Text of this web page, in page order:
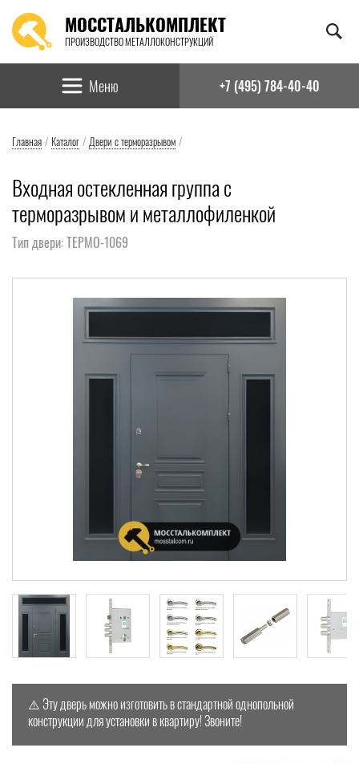
МОССТАЛЬКОМПЛЕКТ
ПРОИЗВОДСТВО МЕТАЛЛОКОНСТРУКЦИЙ
Найти:
Меню +7 (495) 784-40-40
Главная / Каталог / Двери с терморазрывом /
Входная остекленная группа с
терморазрывом и металлофиленкой
Тип двери: ТЕРМО-1069
⚠️ Эту дверь можно изготовить в стандартной однопольной
конструкции для установки в квартиру! Звоните!